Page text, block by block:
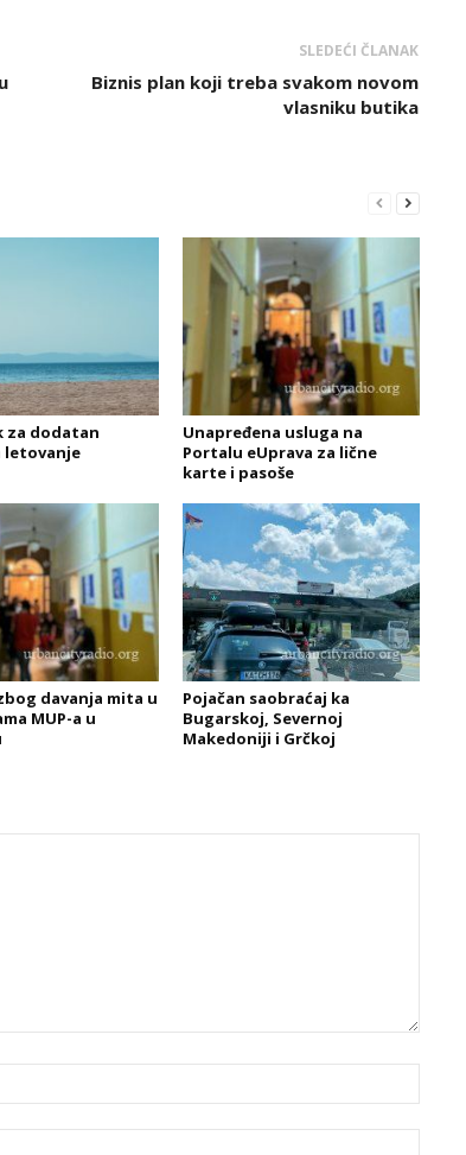
SLEDEĆI ČLANAK
Biznis plan koji treba svakom novom
vlasniku butika
za dodatan
letovanje
Unapređena usluga na
Portalu eUprava za lične
karte i pasoše
davanja mita u
MUP-a u
Pojačan saobraćaj ka
Bugarskoj, Severnoj
Makedoniji i Grčkoj